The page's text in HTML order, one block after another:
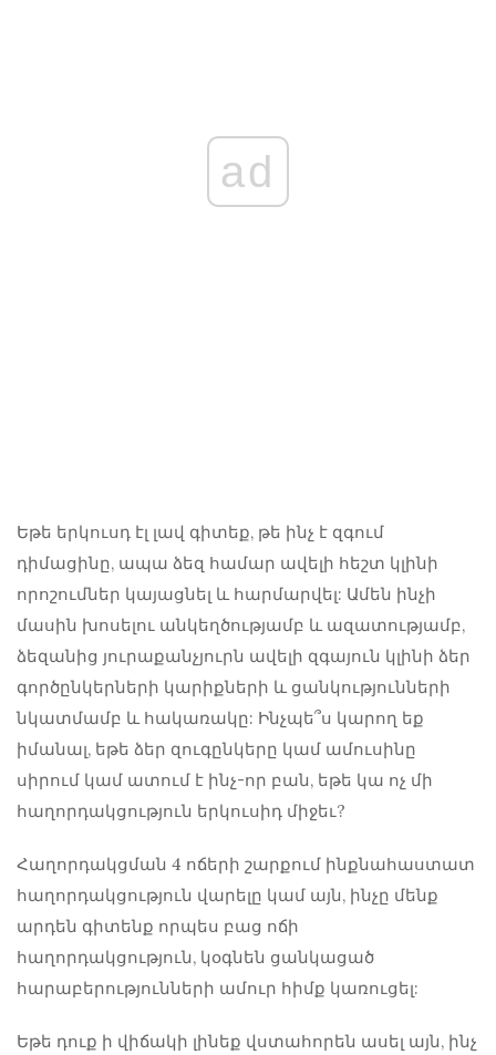
ad
Եթե ​​երկուսդ էլ լավ գիտեք, թե ինչ է զգում
դիմացինը, ապա ձեզ համար ավելի հեշտ կլինի
որոշումներ կայացնել և հարմարվել: Ամեն ինչի
մասին խոսելու անկեղծությամբ և ազատությամբ,
ձեզանից յուրաքանչյուրն ավելի զգայուն կլինի ձեր
գործընկերների կարիքների և ցանկությունների
նկատմամբ և հակառակը: Ինչպե՞ս կարող եք
իմանալ, եթե ձեր զուգընկերը կամ ամուսինը
սիրում կամ ատում է ինչ-որ բան, եթե կա ոչ մի
հաղորդակցություն երկուսիդ միջեւ?
Հաղորդակցման 4 ոճերի շարքում ինքնահաստատ
հաղորդակցություն վարելը կամ այն, ինչը մենք
արդեն գիտենք որպես բաց ոճի
հաղորդակցություն, կօգնեն ցանկացած
հարաբերությունների ամուր հիմք կառուցել:
Եթե ​​դուք ի վիճակի լինեք վստահորեն ասել այն, ինչ